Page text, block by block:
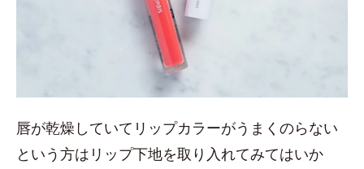
唇が乾燥していてリップカラーがうまくのらない
という方はリップ下地を取り入れてみてはいか